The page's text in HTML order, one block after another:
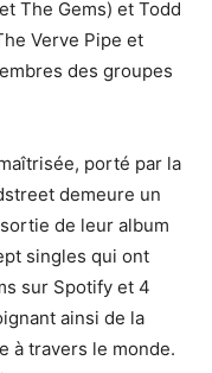
The Gems) et Todd
Verve Pipe et
des groupes
porté par la
demeure un
de leur album
singles qui ont
sur Spotify et 4
ainsi de la
à travers le monde.